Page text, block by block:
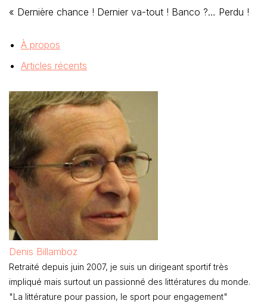
« Dernière chance ! Dernier va-tout ! Banco ?… Perdu !
À propos
Articles récents
Denis Billamboz
Retraité depuis juin 2007, je suis un dirigeant sportif très
impliqué mais surtout un passionné des littératures du monde.
"La littérature pour passion, le sport pour engagement"